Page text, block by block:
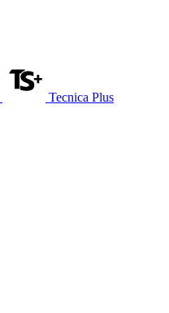
Tecnica Plus